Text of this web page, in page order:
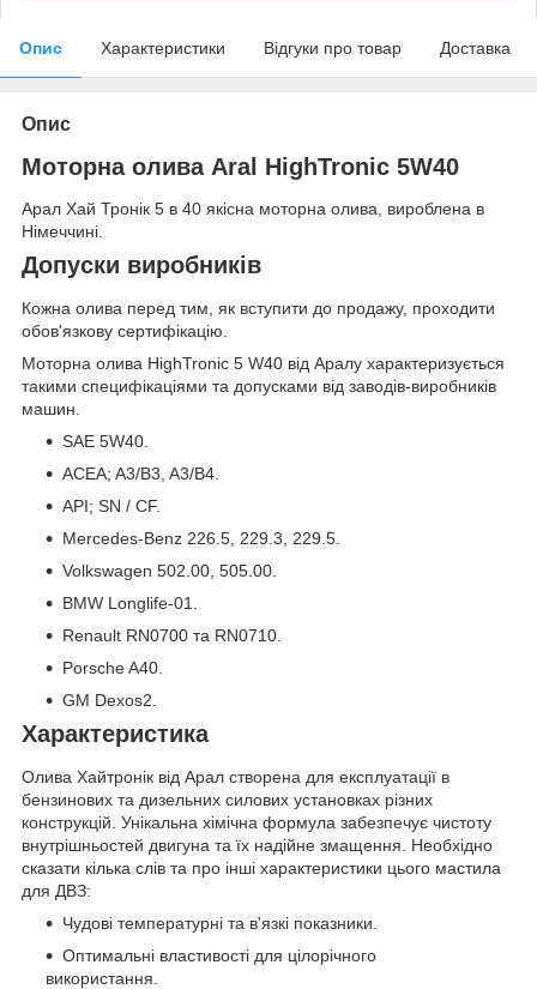
Опис Характеристики Відгуки про товар Доставка
Опис
Моторна олива Aral HighTronic 5W40
Арал Хай Тронік 5 в 40 якісна моторна олива, вироблена в
Німеччині.
Допуски виробників
Кожна олива перед тим, як вступити до продажу, проходити
обов'язкову сертифікацію.
Моторна олива HighTronic 5 W40 від Аралу характеризується
такими специфікаціями та допусками від заводів-виробників
машин.
SAE 5W40.
ACEA; A3/B3, A3/B4.
API; SN / CF.
Mercedes-Benz 226.5, 229.3, 229.5.
Volkswagen 502.00, 505.00.
BMW Longlife-01.
Renault RN0700 та RN0710.
Porsche A40.
GM Dexos2.
Характеристика
Олива Хайтронік від Арал створена для експлуатації в
бензинових та дизельних силових установках різних
конструкцій. Унікальна хімічна формула забезпечує чистоту
внутрішньостей двигуна та їх надійне змащення. Необхідно
сказати кілька слів та про інші характеристики цього мастила
для ДВЗ:
Чудові температурні та в'язкі показники.
Оптимальні властивості для цілорічного
використання.